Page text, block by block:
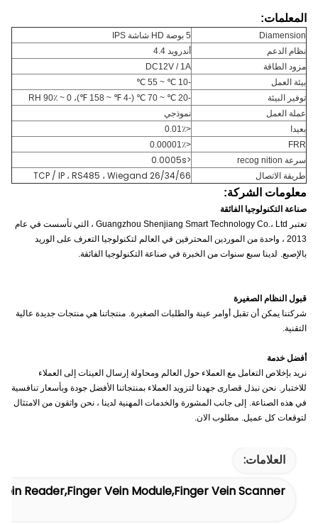
المعلمات:
Diamension
5 بوصة HD شاشة IPS
نظام الدعم
أندرويد 4.4
مزود الطاقة
DC12V / 1A
بيئة العمل
-10 ℃ ~ 55 ℃
توفير البيئة
-20 ℃ ~ 70 ℃ (-4 ℉ ~ 158 ℉)، 0 ~ 90٪ RH
عملة العمل
نموذجي
بعيدا
<0.01٪
FRR
<0.00001٪
سرعة recog nition
<0.0005s
طريقة الاتصال
TCP / IP ، RS485 ، Wiegand 26/34/66
معلومات الشركة:
صناعة التكنولوجيا الفائقة
تعتبر Guangzhou Shenjiang Smart Technology Co.، Ltd ، التي تأسست في عام
2013 ، واحدة من الموردين المحترفين في العالم لتكنولوجيا التعرف على الوريد
بالإصبع. لدينا سبع سنوات من الخبرة في صناعة التكنولوجيا الفائقة.
قبول النظام الصغيرة
شركتنا يمكن أن تقبل أوامر عينة والطلبات الصغيرة. منتجاتنا هي منتجات جديدة عالية
التقنية.
أفضل خدمة
نريد بإخلاص التعامل مع العملاء حول العالم ومحاولة إرسال العينات إلى العملاء
للاختبار. نحن نبذل قصارى جهدنا لتزويد العملاء بمنتجاتنا الأفضل جودة وبأسعار تنافسية
في هذه الصناعة.
إلى جانب المشورة والخدمات المهنية لدينا ، نحن واثقون من الامتثال
لتوقعات كل عميل. مطلوب الان.
العلامات:
Reader,finger Vein Module,finger Vein Scanner